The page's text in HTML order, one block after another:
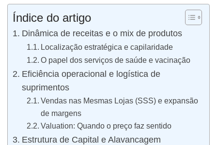
Índice do artigo
Dinâmica de receitas e o mix de produtos
Localização estratégica e capilaridade
O papel dos serviços de saúde e vacinação
Eficiência operacional e logística de
suprimentos
Vendas nas Mesmas Lojas (SSS) e expansão
de margens
Valuation: Quando o preço faz sentido
Estrutura de Capital e Alavancagem